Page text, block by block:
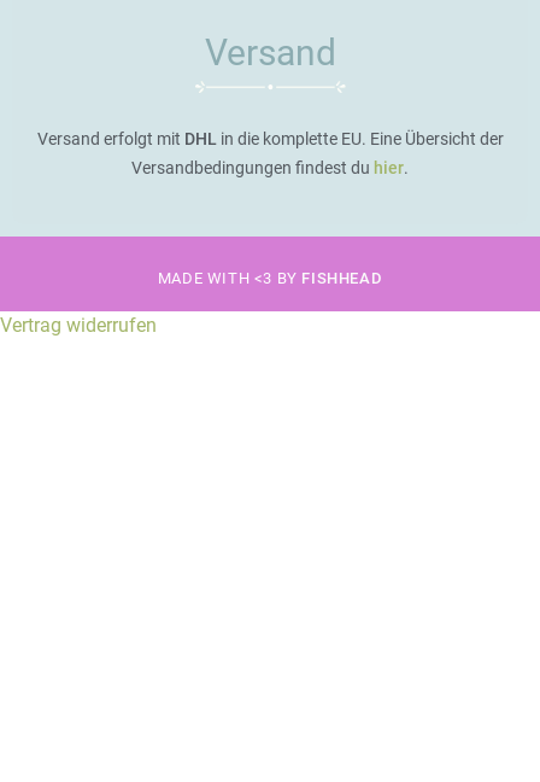
Versand
Versand erfolgt mit DHLin die komplette EU. Eine Übersicht der
Versandbedingungen findest du hier.
MADE WITH <3 BY FISHHEAD
Vertrag widerrufen